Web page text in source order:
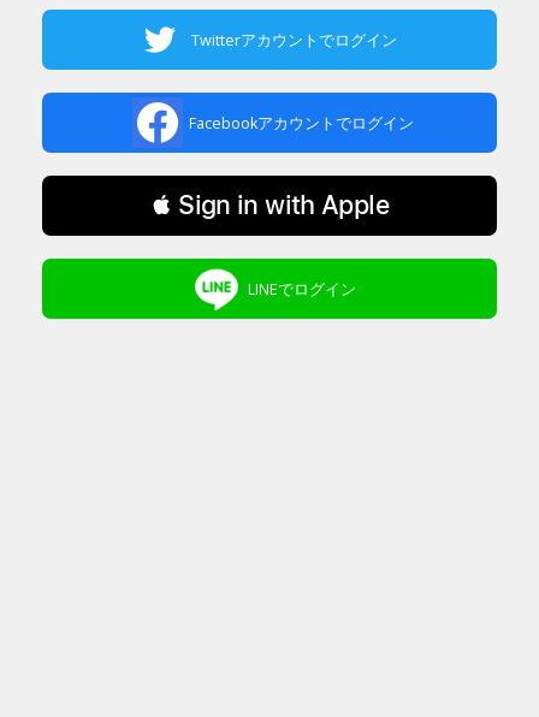
Twitterアカウントでログイン
Facebookアカウントでログイン
 Sign in with Apple
LINEでログイン